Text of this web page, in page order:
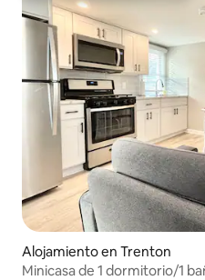
Alojamiento en Trenton
Minicasa de 1 dormitorio/1